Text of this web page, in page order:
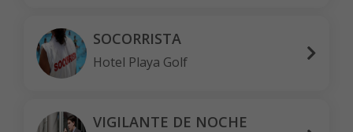
SOCORRISTA
Hotel Playa Golf
VIGILANTE DE NOCHE